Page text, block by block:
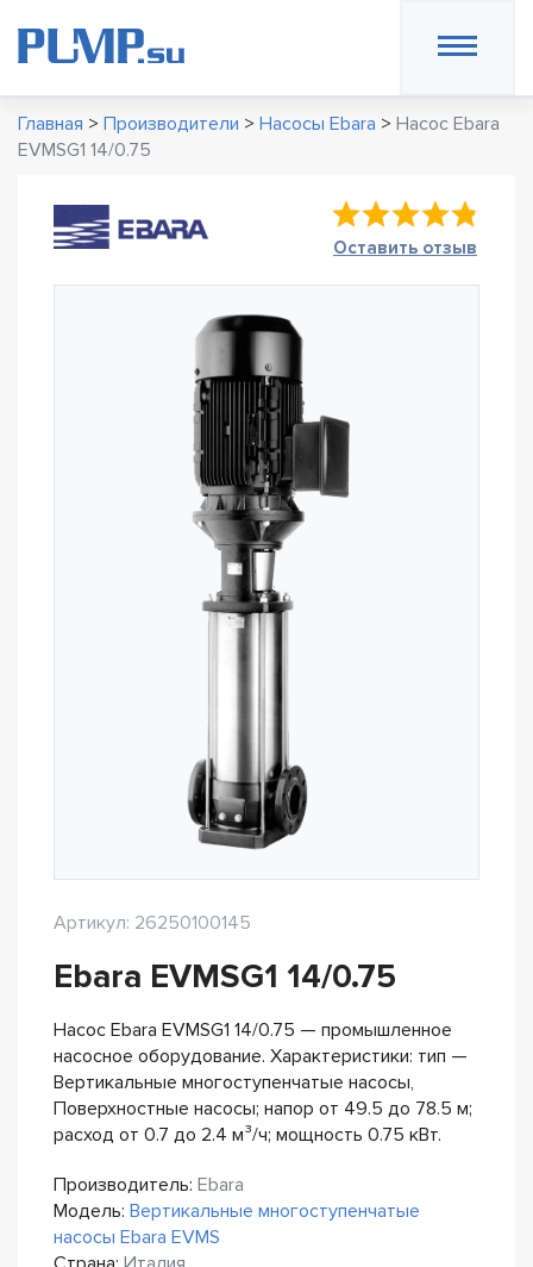
Главная > Производители > Насосы Ebara > Насос Ebara
EVMSG1 14/0.75
Оставить отзыв
Артикул: 26250100145
Ebara EVMSG1 14/0.75
Насос Ebara EVMSG1 14/0.75 — промышленное
насосное оборудование. Характеристики: тип —
Вертикальные многоступенчатые насосы,
Поверхностные насосы; напор от 49.5 до 78.5 м;
расход от 0.7 до 2.4 м³/ч; мощность 0.75 кВт.
Производитель: Ebara
Модель: Вертикальные многоступенчатые
насосы Ebara EVMS